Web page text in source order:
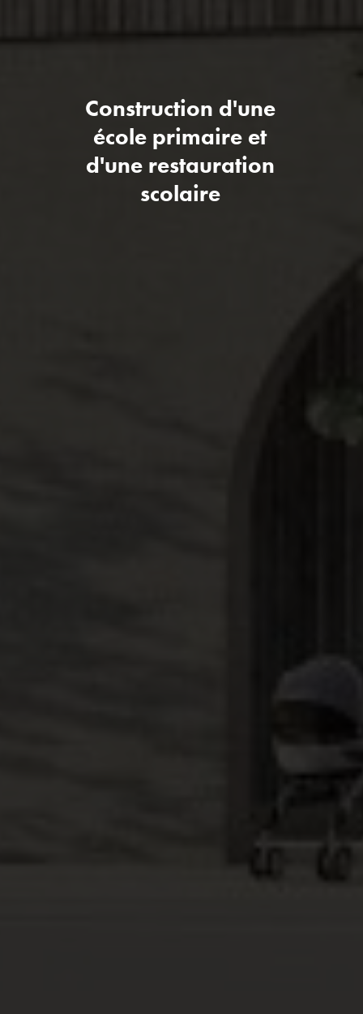
Construction d'une
école primaire et
d'une restauration
scolaire